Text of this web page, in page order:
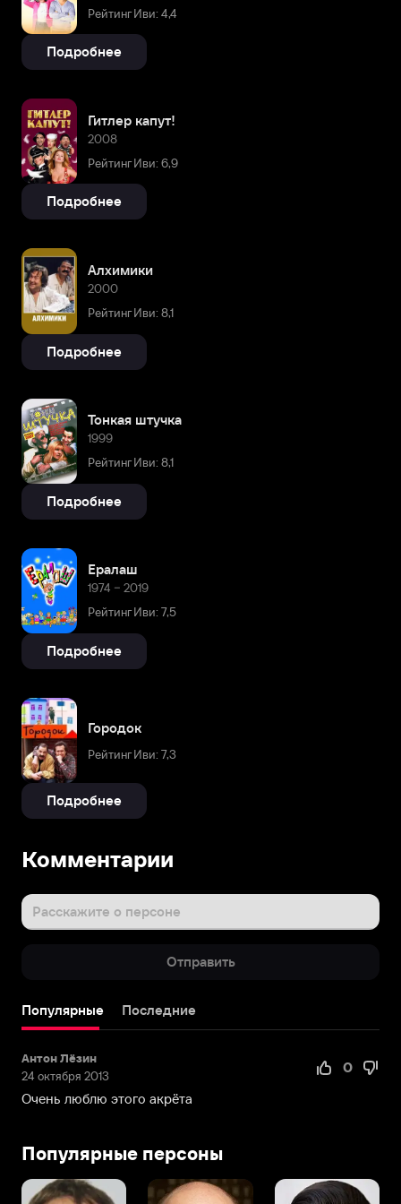
Рейтинг Иви: 4,4
Подробнее
Гитлер капут!
2008
Рейтинг Иви: 6,9
Подробнее
Алхимики
2000
Рейтинг Иви: 8,1
Подробнее
Тонкая штучка
1999
Рейтинг Иви: 8,1
Подробнее
Ералаш
1974 – 2019
Рейтинг Иви: 7,5
Подробнее
Городок
Рейтинг Иви: 7,3
Подробнее
Помимо
в
семье
Клявера
и
Клары
Борисовны
Клявер
дочь.
Семья
Комментарии
Расскажите о персоне
Отправить
Популярные Последние
Антон Лёзин
24 октября 2013
0
Очень люблю этого акрёта
Популярные персоны